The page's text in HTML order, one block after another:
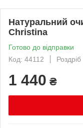
Натуральний
Christina
Готово до відправки
Код: 44112
Роздріб
1 440 ₴